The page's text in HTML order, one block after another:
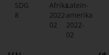
SDG
8
Afrika
2022-
02
Latein-
amerika
2022-
02